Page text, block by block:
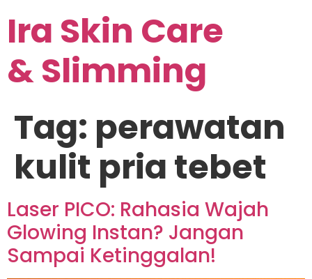
Ira Skin Care
& Slimming
Tag: perawatan
kulit pria tebet
Laser PICO: Rahasia Wajah
Glowing Instan? Jangan
Sampai Ketinggalan!